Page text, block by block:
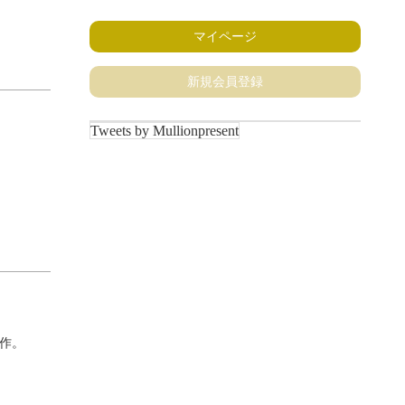
。
マイページ
新規会員登録
Tweets by Mullionpresent